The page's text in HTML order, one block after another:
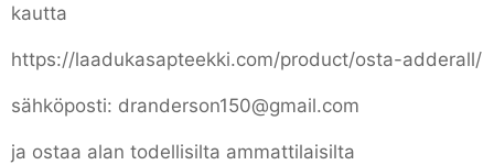
kautta
https://laadukasapteekki.com/product/osta-adderall/
sähköposti: dranderson150@gmail.com
ja ostaa alan todellisilta ammattilaisilta